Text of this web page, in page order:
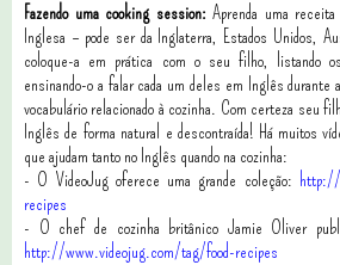
Fazendo uma cooking session: Aprenda uma
Inglesa – pode ser da Inglaterra, Estados Unidos,
coloque-a em prática com o seu filho, listando
ensinando-o a falar cada um deles em Inglês durante
vocabulário relacionado à cozinha. Com certeza seu
Inglês de forma natural e descontraída! Há muitos
que ajudam tanto no Inglês quando na cozinha:
- O VideoJug oferece uma grande coleção: http://
recipes
- O chef de cozinha britânico Jamie Oliver
http://www.videojug.com/tag/food-recipes